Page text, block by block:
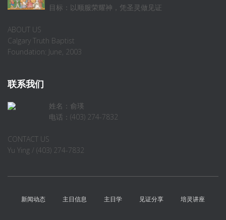
目标：以顺服荣耀神，凭圣灵做见证
ABOUT US
Calgary Truth Baptist
Foundation: June, 2003
联系我们
姓名：俞瑛
电话：(403) 274-7832
CONTACT US
Yu Ying / (403) 274-7832
新闻动态 主日信息 主日学 见证分享 培灵讲座